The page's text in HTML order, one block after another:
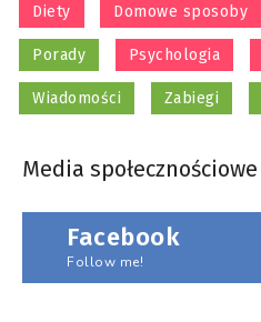
Diety Domowe sposoby
Porady Psychologia
Wiadomości Zabiegi
Media społecznościowe
Facebook
Follow me!